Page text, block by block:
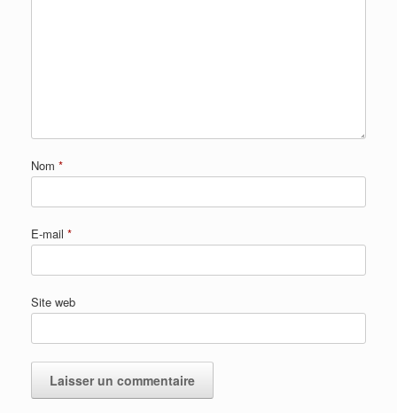
Nom *
E-mail *
Site web